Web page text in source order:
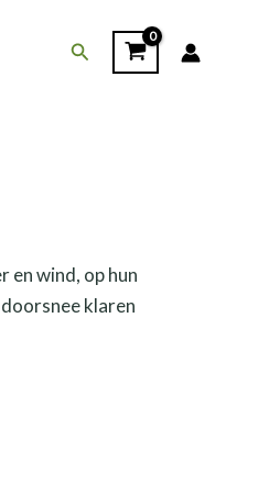
Zoeken
en wind, op hun
klaren